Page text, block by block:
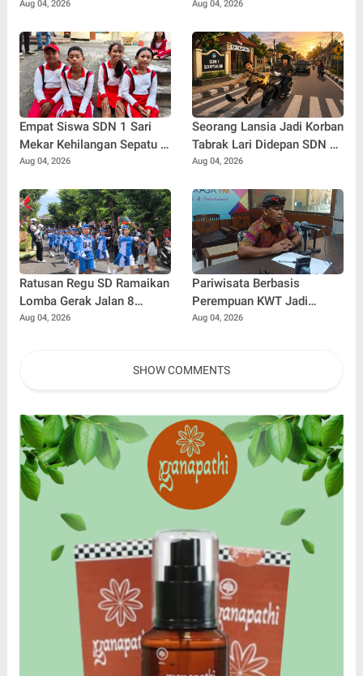
Buleleng
Aug 04, 2026 Aug 04, 2026
Empat Siswa SDN 1 Sari
Mekar Kehilangan Sepatu di
Tengah Lomba, Tetap
Merah Putih
Aug 04, 2026
Seorang Lansia Jadi Korban
Tabrak Lari Didepan SDN 1
Banyuasri, Polisi Buru
Aug 04, 2026
Ratusan Regu SD Ramaikan
Lomba Gerak Jalan 8
Kilometer di Buleleng
Aug 04, 2026
Pariwisata Berbasis
Perempuan KWT Jadi
Motor Penggerak Ekonomi
Aug 04, 2026
SHOW COMMENTS